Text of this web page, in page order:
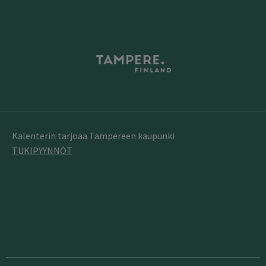
Kalenterin tarjoaa Tampereen kaupunki
TUKIPYYNNÖT